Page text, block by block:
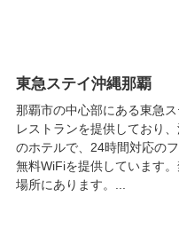
東急ステイ沖縄那覇
那覇市の中心部にある東急
レストランを提供しており
のホテルで、24時間対応の
無料WiFiを提供しています
場所にあります。...